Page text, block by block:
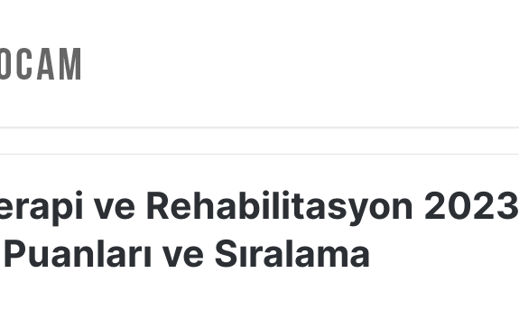
ve Rehabilitasyon 2023
ve Sıralama